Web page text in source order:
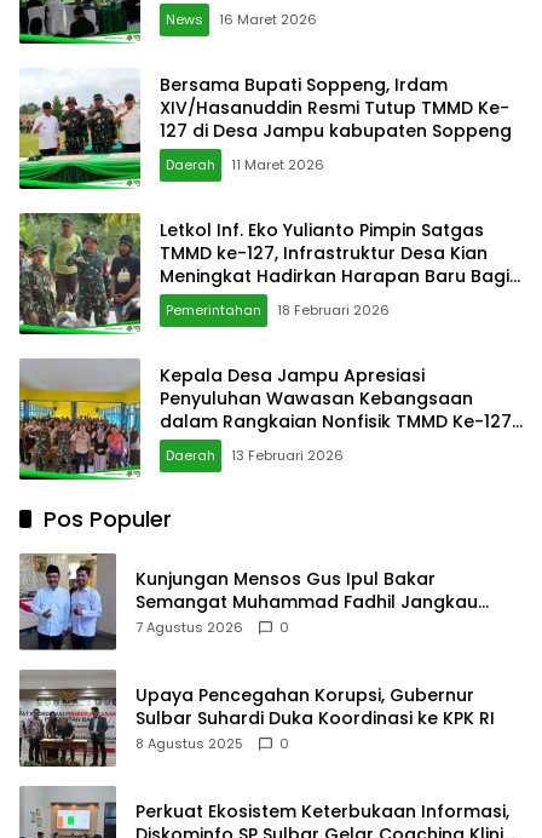
News 16 Maret 2026
Bersama Bupati Soppeng, Irdam
XIV/Hasanuddin Resmi Tutup TMMD Ke-
127 di Desa Jampu kabupaten Soppeng
Daerah 11 Maret 2026
Letkol Inf. Eko Yulianto Pimpin Satgas
TMMD ke-127, Infrastruktur Desa Kian
Meningkat Hadirkan Harapan Baru Bagi
Masyarakat Desa
Pemerintahan 18 Februari 2026
Kepala Desa Jampu Apresiasi
Penyuluhan Wawasan Kebangsaan
dalam Rangkaian Nonfisik TMMD Ke-127
Kodim 1423
Daerah 13 Februari 2026
Pos Populer
Kunjungan Mensos Gus Ipul Bakar
Semangat Muhammad Fadhil Jangkau
Anak Keluarga Sangat Kurang Mampu
7 Agustus 2026 0
Upaya Pencegahan Korupsi, Gubernur
Sulbar Suhardi Duka Koordinasi ke KPK RI
8 Agustus 2025 0
Perkuat Ekosistem Keterbukaan Informasi,